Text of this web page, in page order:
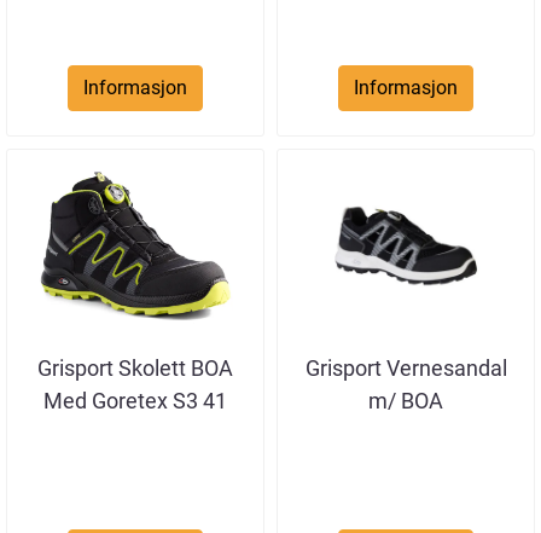
Informasjon Informasjon
Grisport Skolett BOA
Med Goretex S3 41
Grisport Vernesandal
m/ BOA